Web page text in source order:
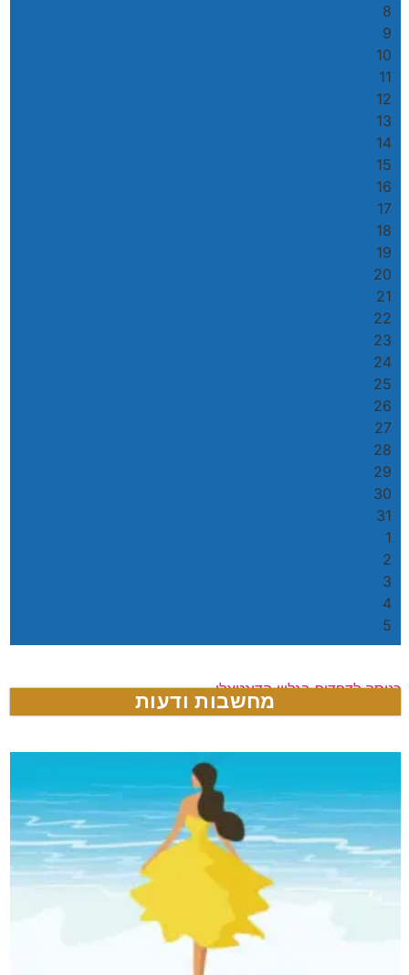
8
9
10
11
12
13
14
15
16
17
18
19
20
21
22
23
24
25
26
27
28
29
30
31
1
2
3
4
5
כניסה לדפדוף בגליון הדיגטאלי
מחשבות ודעות